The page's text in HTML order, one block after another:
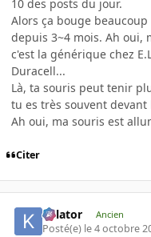
10 des posts du jour.
Alors ça bouge
depuis 3~4 mois. Ah oui,
c'est la générique chez
Duracell...
Là, ta souris peut tenir
tu es très souvent
Ah oui, ma souris est
Citer
Killator Ancien
Posté(e) le 4 octobre